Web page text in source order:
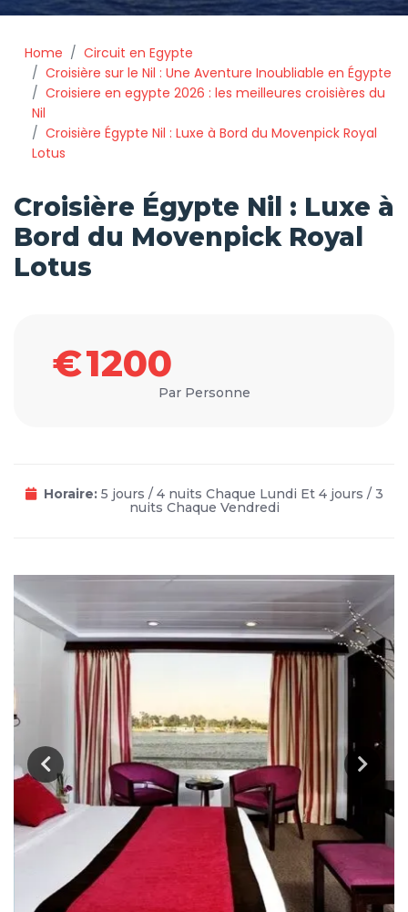
Home
Circuit en Egypte
Croisière sur le Nil : Une Aventure Inoubliable en Égypte
Croisiere en egypte 2026 : les meilleures croisières du
Nil
Croisière Égypte Nil : Luxe à Bord du Movenpick Royal
Lotus
Croisière Égypte Nil : Luxe à
Bord du Movenpick Royal
Lotus
€1200
Par Personne
Horaire: 5 jours / 4 nuits Chaque Lundi Et 4 jours / 3
nuits Chaque Vendredi